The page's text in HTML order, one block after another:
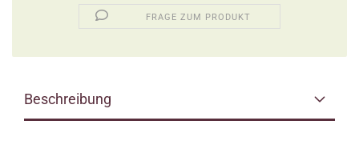
FRAGE ZUM PRODUKT
Beschreibung